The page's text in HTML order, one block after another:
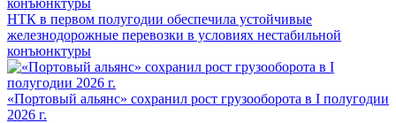
НТК в первом полугодии обеспечила устойчивые
железнодорожные перевозки в условиях нестабильной
конъюнктуры
«Портовый альянс» сохранил рост грузооборота в I полугодии
2026 г.